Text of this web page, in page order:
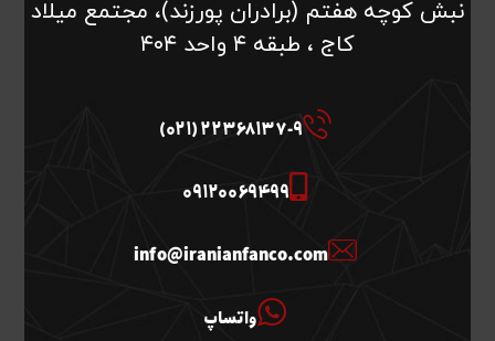
نبش کوچه هفتم (برادران پورزند)، مجتمع میلاد
کاج ، طبقه ۴ واحد ۴۰۴
22368137-9 (021)
09120069499
info@iranianfanco.com
واتساپ